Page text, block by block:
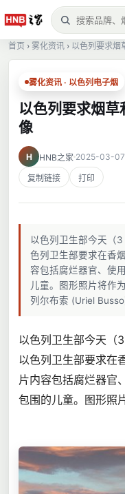
首页 › 雾化资讯 › 以色列要求烟
雾化资讯 · 以色列电子烟
以色列要求烟草
像
H HNB之家 2025-03-07
复制链接 打印
以色列卫生部今天（
色列卫生部要求在香
容包括腐烂器官、使
儿童。图形照片将作
列尔布索 (Uriel
以色列卫生部今天（
以色列卫生部要求在
片内容包括腐烂器官
包围的儿童。图形照